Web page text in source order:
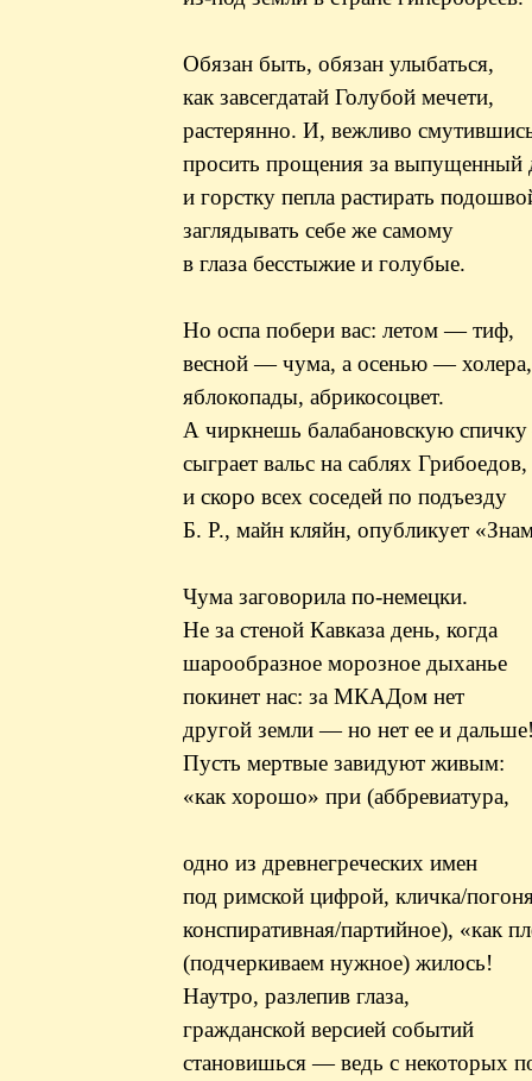
Обязан быть, обязан улыбаться,
как завсегдатай Голубой мечети,
растерянно. И, вежливо
просить прощения за
и горстку пепла растирать
заглядывать себе же самому
в глаза бесстыжие и голубые.
Но оспа побери вас: летом — тиф,
весной — чума, а осенью — холера,
яблокопады, абрикосоцвет.
А чиркнешь балабановскую
сыграет вальс на саблях Грибоедов,
и скоро всех соседей по подъезду
Б. Р., майн кляйн, опубликует
Чума заговорила по-немецки.
Не за стеной Кавказа день, когда
шарообразное морозное дыханье
покинет нас: за МКАДом нет
другой земли — но нет ее и дальше!
Пусть мертвые завидуют живым:
«как хорошо» при (аббревиатура,
одно из древнегреческих имен
под римской цифрой, кличка/
конспиративная/партийное), «как
(подчеркиваем нужное) жилось!
Наутро, разлепив глаза,
гражданской версией событий
становишься — ведь с некоторых